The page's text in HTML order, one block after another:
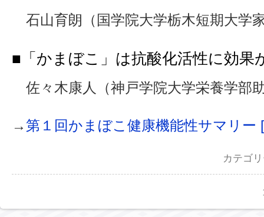
石山育朗（国学院大学栃木短期大学
■「かまぼこ」は抗酸化活性に効果
佐々木康人（神戸学院大学栄養学部
→第１回かまぼこ健康機能性サマリー
カテゴ